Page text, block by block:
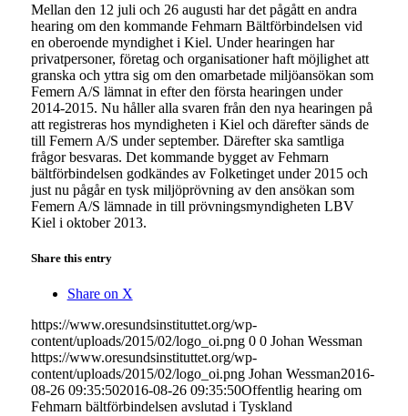
Mellan den 12 juli och 26 augusti har det pågått en andra
hearing om den kommande Fehmarn Bältförbindelsen vid
en oberoende myndighet i Kiel. Under hearingen har
privatpersoner, företag och organisationer haft möjlighet att
granska och yttra sig om den omarbetade miljöansökan som
Femern A/S lämnat in efter den första hearingen under
2014-2015. Nu håller alla svaren från den nya hearingen på
att registreras hos myndigheten i Kiel och därefter sänds de
till Femern A/S under september. Därefter ska samtliga
frågor besvaras. Det kommande bygget av Fehmarn
bältförbindelsen godkändes av Folketinget under 2015 och
just nu pågår en tysk miljöprövning av den ansökan som
Femern A/S lämnade in till prövningsmyndigheten LBV
Kiel i oktober 2013.
Share this entry
Share on X
https://www.oresundsinstituttet.org/wp-
content/uploads/2015/02/logo_oi.png 0 0 Johan Wessman
https://www.oresundsinstituttet.org/wp-
content/uploads/2015/02/logo_oi.png Johan Wessman2016-
08-26 09:35:502016-08-26 09:35:50Offentlig hearing om
Fehmarn bältförbindelsen avslutad i Tyskland